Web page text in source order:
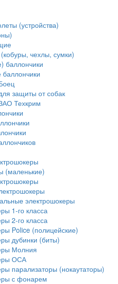
(устройства)
чехлы, сумки)
баллончики
защиты от собак
Техкрим
(маленькие)
электрошокеры
1-го класса
2-го класса
Police (полицейские)
дубинки (биты)
Молния
ОСА
парализаторы (нокаутаторы)
с фонарем